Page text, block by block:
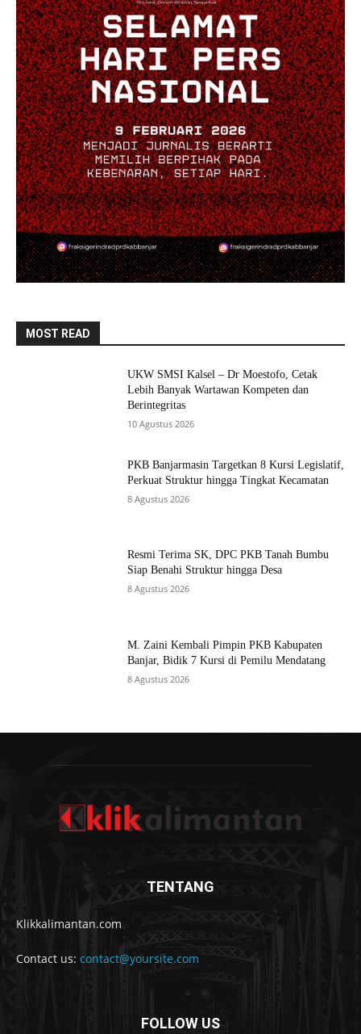
MOST READ
UKW SMSI Kalsel – Dr Moestofo, Cetak
Lebih Banyak Wartawan Kompeten dan
Berintegritas
10 Agustus 2026
PKB Banjarmasin Targetkan 8 Kursi Legislatif,
Perkuat Struktur hingga Tingkat Kecamatan
8 Agustus 2026
Resmi Terima SK, DPC PKB Tanah Bumbu
Siap Benahi Struktur hingga Desa
8 Agustus 2026
M. Zaini Kembali Pimpin PKB Kabupaten
Banjar, Bidik 7 Kursi di Pemilu Mendatang
8 Agustus 2026
TENTANG
Klikkalimantan.com
Contact us: contact@yoursite.com
FOLLOW US